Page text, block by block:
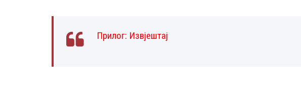
Прилог: Извјештај